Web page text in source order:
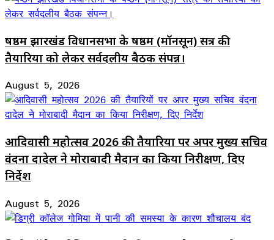
षष्ठम झारखंड विधानसभा के षष्ठम (मॉनसून) सत्र की
तैयारियों को लेकर सर्वदलीय बैठक संपन्न।
August 5, 2026
आदिवासी महोत्सव 2026 की तैयारियों पर अपर मुख्य सचिव
वंदना दादेल ने मोराबादी मैदान का किया निरीक्षण, दिए
निर्देश
August 5, 2026